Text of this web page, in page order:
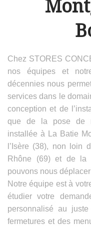
Chez STORES
nos équipes et
décennies nous
services dans le
conception et de
que de la pose de
installée à La Batie
l’Isère (38), non loin
Rhône (69) et de la
pouvons nous
Notre équipe est à
étudier votre
personnalisé au
fermetures et des